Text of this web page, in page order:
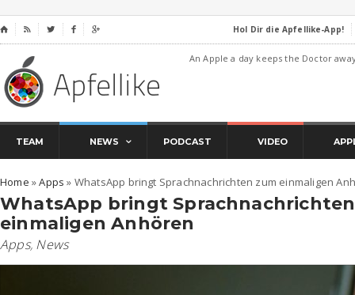
⌂     Hol Dir die Apfellike-App!
An Apple a day keeps the Doctor
TEAM NEWS PODCAST VIDEO
Home »Apps » WhatsApp bringt Sprachnachrichten zum einmaligen
WhatsApp bringt
einmaligen Anhören
Apps, News